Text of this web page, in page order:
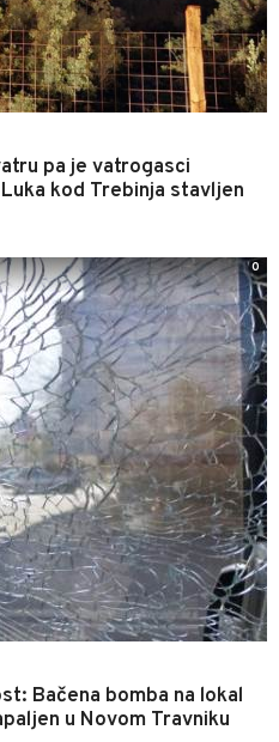
pa je vatrogasci
kod Trebinja stavljen
Bačena bomba na lokal
u Novom Travniku
0